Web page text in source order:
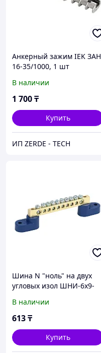
Анкерный зажим IEK ЗАН
16-35/1000, 1 шт
В наличии
1 700₸
Купить
ИП ZERDE - TECH
Шина N "ноль" на двух
угловых изол ШНИ-6х9-
В наличии
613₸
Купить